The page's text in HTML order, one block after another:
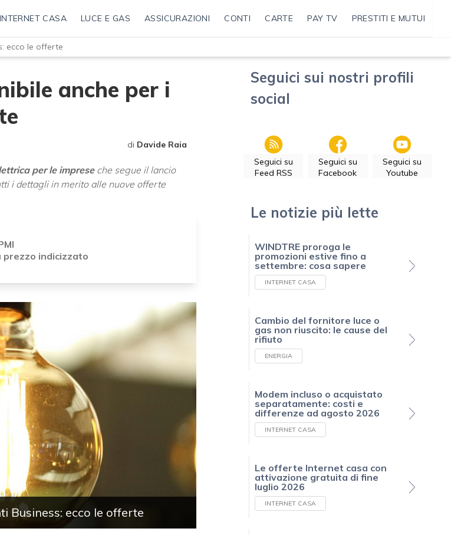
INTERNET CASA LUCE E GAS ASSICURAZIONI CONTI CARTE PAY TV PRESTITI E MUTUI
ecco le offerte
anche per i
di Davide Raia
per le impreseche segue il lancio
i dettagli in merito alle nuove offerte
prezzo indicizzato
Business: ecco le offerte
Seguici sui nostri profili
social
Seguici su
Feed RSS
Seguici su
Facebook
Seguici su
Youtube
Le notizie più lette
WINDTRE proroga le
promozioni estive fino a
settembre: cosa sapere
INTERNET CASA
Cambio del fornitore luce o
gas non riuscito: le cause del
rifiuto
ENERGIA
Modem incluso o acquistato
separatamente: costi e
differenze ad agosto 2026
INTERNET CASA
Le offerte Internet casa con
attivazione gratuita di fine
luglio 2026
INTERNET CASA